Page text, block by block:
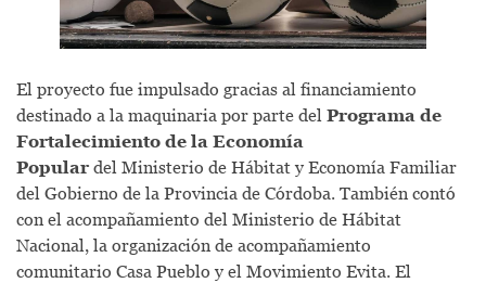
El proyecto fue impulsado gracias al financiamiento
destinado a la maquinaria por parte del Programa de
Fortalecimiento de la Economía
Popular del Ministerio de Hábitat y Economía Familiar
del Gobierno de la Provincia de Córdoba. También contó
con el acompañamiento del Ministerio de Hábitat
Nacional, la organización de acompañamiento
comunitario Casa Pueblo y el Movimiento Evita. El